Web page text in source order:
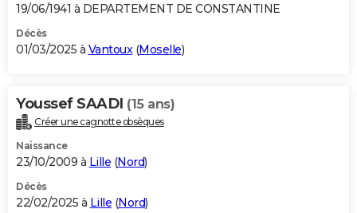
19/06/1941 à DEPARTEMENT DE CONSTANTINE
Décès
01/03/2025 à Vantoux (Moselle)
Youssef SAADI (15 ans)
Créer une cagnotte obsèques
Naissance
23/10/2009 à Lille (Nord)
Décès
22/02/2025 à Lille (Nord)